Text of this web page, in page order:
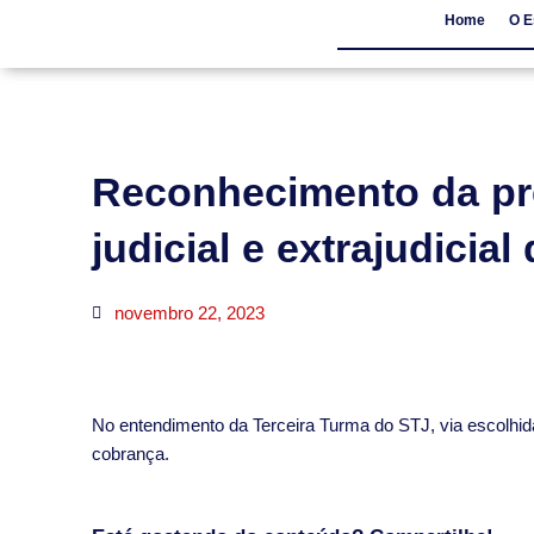
Home O
Reconhecimento da
judicial e extrajudicial
novembro 22, 2023
​No entendimento da Terceira Turma do STJ, via
cobrança.